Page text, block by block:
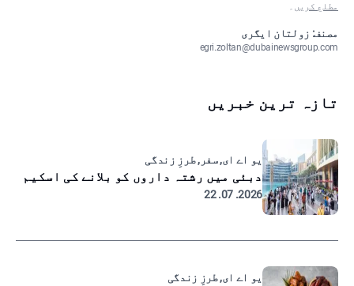
مطلع کریں ۔
مصنف: زولتان ایگری
egri.zoltan@dubainewsgroup.com
تازہ ترین خبریں
یو اے ای, سفر, طرزِ زندگی
دبئی میں رشتہ داروں کو بلانے کی اسکیم
2026. 07. 22
یو اے ای, طرزِ زندگی